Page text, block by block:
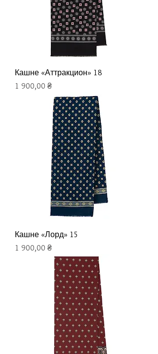
Кашне «Аттракцион» 18
Цена
1 900,00 ₴
Кашне «Лорд» 15
Цена
1 900,00 ₴